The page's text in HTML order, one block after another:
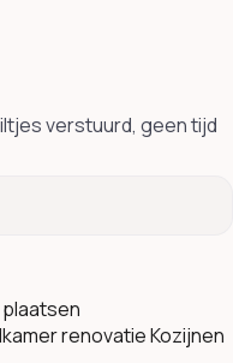
verstuurd, geen tijd
renovatieKozijnen